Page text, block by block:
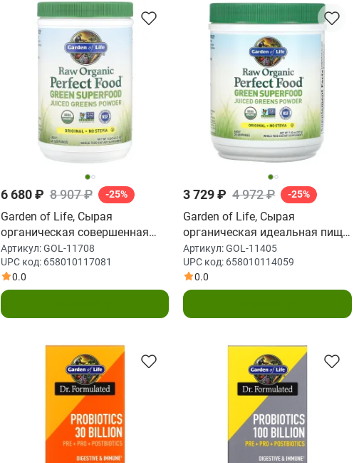
6 680 ₽ 8 907 ₽ -25%
Garden of Life, Сырая
органическая совершенная
еда, растительная супереда,
оригинальный вкус, 419 г (14.8
унций)
Артикул:GOL-11708
UPC код: 658010117081
0.0
3 729 ₽ 4 972 ₽ -25%
Garden of Life, Сырая
органическая идеальная пища,
зеленая суперпища, оригинал,
7,4 унций (209 г)
Артикул:GOL-11405
UPC код: 658010114059
0.0